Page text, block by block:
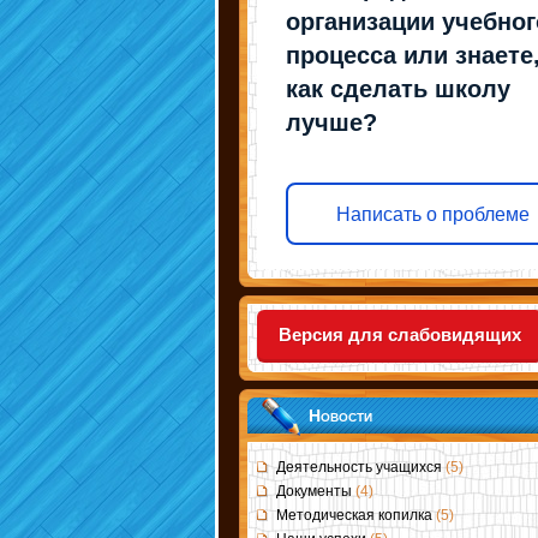
организации
процесса или
как сделать школу
лучше?
Написать о проблеме
Версия для слабовидящих
Новости
Деятельность учащихся(5)
Документы (4)
Методическая копилка(5)